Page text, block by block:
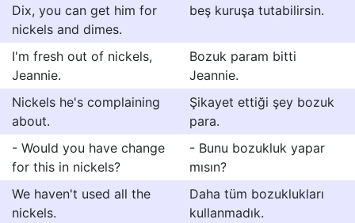
Dix, you can get him for
nickels and dimes.
beş kuruşa tutabilirsin.
I'm fresh out of nickels,
Jeannie.
Bozuk param bitti
Jeannie.
Nickels he's complaining
about.
Şikayet ettiği şey bozuk
para.
- Would you have change
for this in nickels?
- Bunu bozukluk yapar
mısın?
We haven't used all the
nickels.
Daha tüm bozuklukları
kullanmadık.